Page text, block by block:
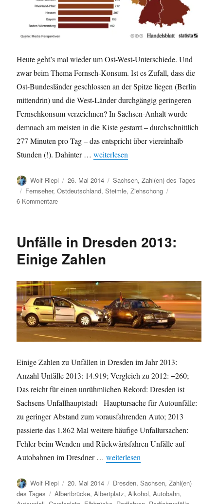
Heute geht’s mal wieder um Ost-West-Unterschiede. Und
zwar beim Thema Fernseh-Konsum. Ist es Zufall, dass die
Ost-Bundesländer geschlossen an der Spitze liegen (Berlin
mittendrin) und die West-Länder durchgängig geringeren
Fernsehkonsum verzeichnen? In Sachsen-Anhalt wurde
demnach am meisten in die Kiste gestarrt – durchschnittlich
277 Minuten pro Tag – das entspricht über viereinhalb
Stunden (!). Dahinter …„Ost-West-Unterschiede: TV-Konsum
weiterlesen
Autor
Wolf Riepl
Veröffentlicht
am
26. Mai 2014 Kategorien
Sachsen,Zahl(en) des Tages
Schlagwörter
Fernseher,Ostdeutschland,Steimle,Ziehschong
6 Kommentarezu
TV-
2013
Unfälle in Dresden 2013:
Einige Zahlen
Einige Zahlen zu Unfällen in Dresden im Jahr 2013:
Anzahl Unfälle 2013: 14.919; Vergleich zu 2012: +260;
Das reicht für einen unrühmlichen Rekord: Dresden ist
Sachsens Unfallhauptstadt Hauptursache für Autounfälle:
zu geringer Abstand zum vorausfahrenden Auto; 2013
passierte das 1.862 Mal weitere häufige Unfallursachen:
Fehler beim Wenden und Rückwärtsfahren Unfälle auf
Autobahnen im Dresdner …„Unfälle in Dresden 2013: Einige
weiterlesen
Autor
Wolf Riepl
Veröffentlicht
am
20. Mai 2014 Kategorien
Dresden,Sachsen,Zahl(en)
des Tages
Schlagwörter
Albertbrücke,Albertplatz,Alkohol,Autobahn,